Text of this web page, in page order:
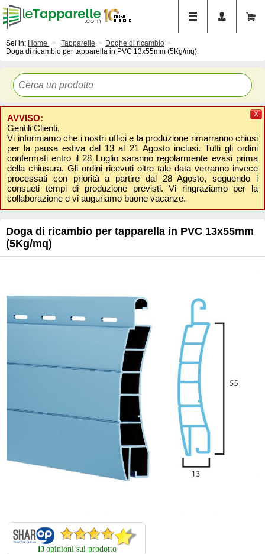
Sei in: Home Tapparelle
Doghe di ricambio
Doga di ricambio per tapparella in PVC 13x55mm (5Kg/mq)
AVVISO:
Gentili Clienti,
Vi informiamo che i nostri uffici e la produzione rimarranno chiusi
per la pausa estiva dal 13 al 21 Agosto inclusi. Tutti gli ordini
confermati entro il 28 Luglio saranno regolarmente evasi prima
della chiusura. Gli ordini ricevuti oltre tale data verranno invece
processati con priorità a partire dal 28 Agosto, seguendo i
consueti tempi di produzione previsti. Vi ringraziamo per la
collaborazione e vi auguriamo buone vacanze.
X
Doga di ricambio per tapparella in PVC 13x55mm
(5Kg/mq)
13 opinioni sul prodotto